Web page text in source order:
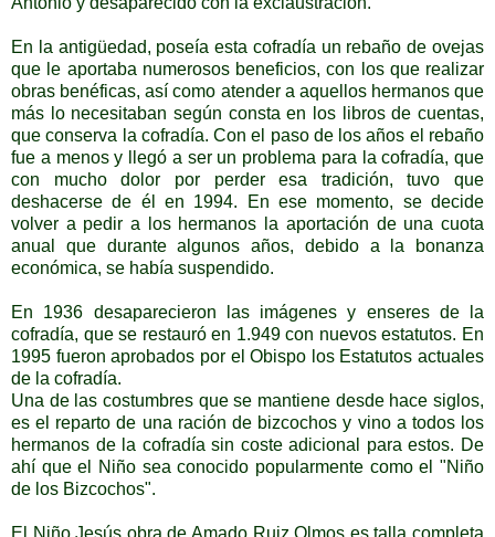
En la antigüedad, poseía esta cofradía un rebaño de ovejas
que le aportaba numerosos beneficios, con los que realizar
obras benéficas, así como atender a aquellos hermanos que
más lo necesitaban según consta en los libros de cuentas,
que conserva la cofradía. Con el paso de los años el rebaño
fue a menos y llegó a ser un problema para la cofradía, que
con mucho dolor por perder esa tradición, tuvo que
deshacerse de él en 1994. En ese momento, se decide
volver a pedir a los hermanos la aportación de una cuota
anual que durante algunos años, debido a la bonanza
económica, se había suspendido.
En 1936 desaparecieron las imágenes y enseres de la
cofradía, que se restauró en 1.949 con nuevos estatutos. En
1995 fueron aprobados por el Obispo los Estatutos actuales
de la cofradía.
Una de las costumbres que se mantiene desde hace siglos,
es el reparto de una ración de bizcochos y vino a todos los
hermanos de la cofradía sin coste adicional para estos. De
ahí que el Niño sea conocido popularmente como el "Niño
de los Bizcochos".
El Niño Jesús obra de Amado Ruiz Olmos es talla completa